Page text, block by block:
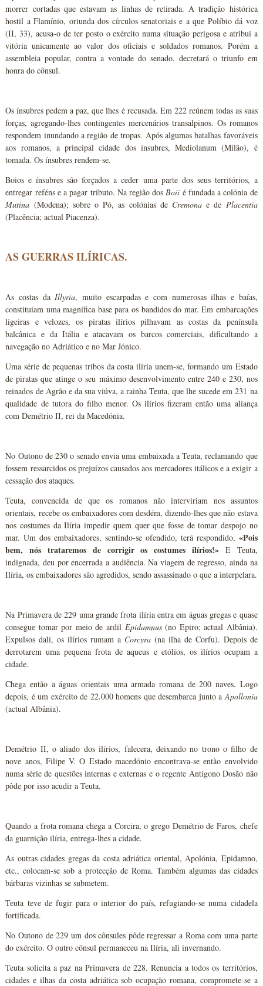
morrer cortadas que estavam as linhas de retirada. A tradição histórica
hostil a Flamínio, oriunda dos círculos senatoriais e a que Políbio dá voz
(II, 33), acusa-o de ter posto o exército numa situação perigosa e atribui a
vitória unicamente ao valor dos oficiais e soldados romanos. Porém a
assembleia popular, contra a vontade do senado, decretará o triunfo em
honra do cônsul.
Os ínsubres pedem a paz, que lhes é recusada. Em 222 reúnem todas as suas
forças, agregando-lhes contingentes mercenários transalpinos. Os romanos
respondem inundando a região de tropas. Após algumas batalhas favoráveis
aos romanos, a principal cidade dos ínsubres, Mediolanum (Milão), é
tomada. Os ínsubres rendem-se.
Boios e ínsubres são forçados a ceder uma parte dos seus territórios, a
entregar reféns e a pagar tributo. Na região dosBoii é fundada a colónia de
Mutina (Modena); sobre o Pó, as colónias de Cremonae de Placentia
(Placência; actual Piacenza).
AS GUERRAS ILÍRICAS.
As costas daIllyria, muito escarpadas e com numerosas ilhas e baías,
constituíam uma magnífica base para os bandidos do mar. Em embarcações
ligeiras e velozes, os piratas ilírios pilhavam as costas da península
balcânica e da Itália e atacavam os barcos comerciais, dificultando a
navegação no Adriático e no Mar Jónico.
Uma série de pequenas tribos da costa ilíria unem-se, formando um Estado
de piratas que atinge o seu máximo desenvolvimento entre 240 e 230, nos
reinados de Agrão e da sua viúva, a rainha Teuta, que lhe sucede em 231 na
qualidade de tutora do filho menor. Os ilírios fizeram então uma aliança
com Demétrio II, rei da Macedónia.
No Outono de 230 o senado envia uma embaixada a Teuta, reclamando que
fossem ressarcidos os prejuízos causados aos mercadores itálicos e a exigir a
cessação dos ataques.
Teuta, convencida de que os romanos não interviriam nos assuntos
orientais, recebe os embaixadores com desdém, dizendo-lhes que não estava
nos costumes da Ilíria impedir quem quer que fosse de tomar despojo no
mar. Um dos embaixadores, sentindo-se ofendido, terá respondido, «Pois
bem, nós trataremos de corrigir os costumes ilírios!»E Teuta,
indignada, deu por encerrada a audiência. Na viagem de regresso, ainda na
Ilíria, os embaixadores são agredidos, sendo assassinado o que a interpelara.
Na Primavera de 229 uma grande frota ilíria entra em águas gregas e quase
consegue tomar por meio de ardil Epidamnus(no Epiro; actual Albânia).
Expulsos dali, os ilírios rumam a Corcyra (na ilha de Corfu). Depois de
derrotarem uma pequena frota de aqueus e etólios, os ilírios ocupam a
cidade.
Chega então a águas orientais uma armada romana de 200 naves. Logo
depois, é um exército de 22.000 homens que desembarca junto aApollonia
(actual Albânia).
Demétrio II, o aliado dos ilírios, falecera, deixando no trono o filho de
nove anos, Filipe V. O Estado macedónio encontrava-se então envolvido
numa série de questões internas e externas e o regente Antígono Dosão não
pôde por isso acudir a Teuta.
Quando a frota romana chega a Corcira, o grego Demétrio de Faros, chefe
da guarnição ilíria, entrega-lhes a cidade.
As outras cidades gregas da costa adriática oriental, Apolónia, Epidamno,
etc., colocam-se sob a protecção de Roma. Também algumas das cidades
bárbaras vizinhas se submetem.
Teuta teve de fugir para o interior do país, refugiando-se numa cidadela
fortificada.
No Outono de 229 um dos cônsules pôde regressar a Roma com uma parte
do exército. O outro cônsul permaneceu na Ilíria, ali invernando.
Teuta solicita a paz na Primavera de 228. Renuncia a todos os territórios,
cidades e ilhas da costa adriática sob ocupação romana, compromete-se a